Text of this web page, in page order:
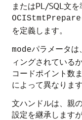
またはPL/SQL文を
を定義します。
modeパラメータ
ィングされている
コードポイント数
によって異なります
文ハンドルは、親
設定を継承します